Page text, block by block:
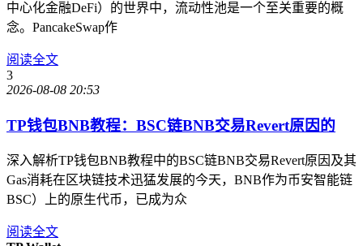
中心化金融DeFi）的世界中，流动性池是一个至关重要的概
念。PancakeSwap作
阅读全文
3
2026-08-08 20:53
TP钱包BNB教程：BSC链BNB交易Revert原因的
深入解析TP钱包BNB教程中的BSC链BNB交易Revert原因及其
Gas消耗在区块链技术迅猛发展的今天，BNB作为币安智能链
BSC）上的原生代币，已成为众
阅读全文